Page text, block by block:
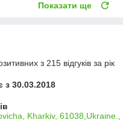
Показати ще
з 215 відгуків за рік
з 30.03.2018
Kharkiv, 61038,Ukraine.,